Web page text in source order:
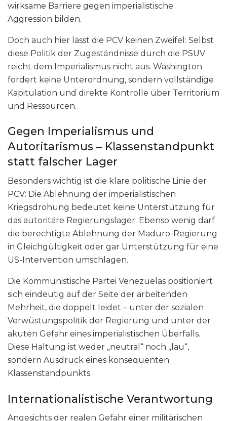
wirksame Barriere gegen imperialistische
Aggression bilden.
Doch auch hier lässt die PCV keinen Zweifel: Selbst
diese Politik der Zugeständnisse durch die PSUV
reicht dem Imperialismus nicht aus. Washington
fordert keine Unterordnung, sondern vollständige
Kapitulation und direkte Kontrolle über Territorium
und Ressourcen.
Gegen Imperialismus und
Autoritarismus – Klassenstandpunkt
statt falscher Lager
Besonders wichtig ist die klare politische Linie der
PCV: Die Ablehnung der imperialistischen
Kriegsdrohung bedeutet keine Unterstützung für
das autoritäre Regierungslager. Ebenso wenig darf
die berechtigte Ablehnung der Maduro-Regierung
in Gleichgültigkeit oder gar Unterstützung für eine
US-Intervention umschlagen.
Die Kommunistische Partei Venezuelas positioniert
sich eindeutig auf der Seite der arbeitenden
Mehrheit, die doppelt leidet – unter der sozialen
Verwüstungspolitik der Regierung und unter der
akuten Gefahr eines imperialistischen Überfalls.
Diese Haltung ist weder „neutral“ noch „lau“,
sondern Ausdruck eines konsequenten
Klassenstandpunkts.
Internationalistische Verantwortung
Angesichts der realen Gefahr einer militärischen